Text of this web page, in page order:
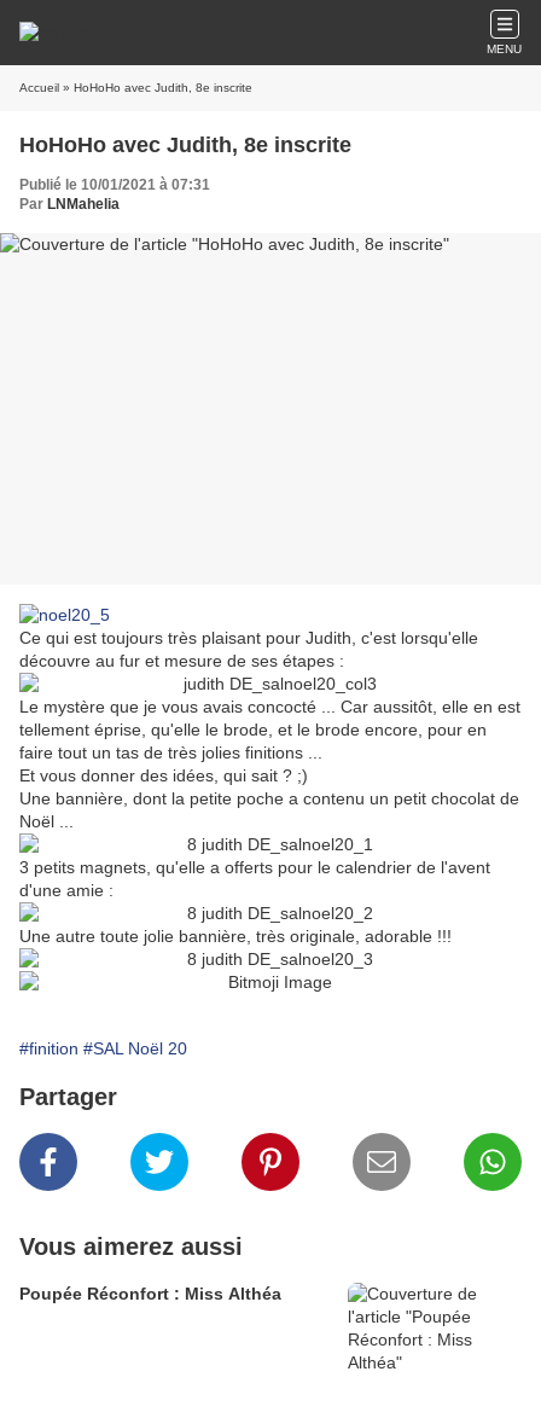
MENU
Accueil » HoHoHo avec Judith, 8e inscrite
HoHoHo avec Judith, 8e inscrite
Publié le 10/01/2021 à 07:31
Par LNMahelia
Ce qui est toujours très plaisant pour Judith, c'est lorsqu'elle
découvre au fur et mesure de ses étapes :
Le mystère que je vous avais concocté ... Car aussitôt, elle en est
tellement éprise, qu'elle le brode, et le brode encore, pour en
faire tout un tas de très jolies finitions ...
Et vous donner des idées, qui sait ? ;)
Une bannière, dont la petite poche a contenu un petit chocolat de
Noël ...
3 petits magnets, qu'elle a offerts pour le calendrier de l'avent
d'une amie :
Une autre toute jolie bannière, très originale, adorable !!!
#finition #SAL Noël 20
Partager
Vous aimerez aussi
Poupée Réconfort : Miss Althéa